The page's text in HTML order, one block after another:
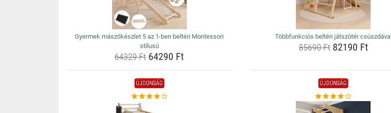
Gyermek mászókészlet 5 az 1-ben beltéri Montessori
stílusú
64329 Ft64290 Ft
Többfunkciós beltéri játszótér csúszdával
85690 Ft82190 Ft
ÚJDONSÁG ÚJDONSÁG